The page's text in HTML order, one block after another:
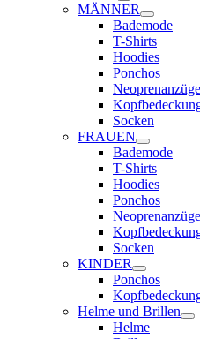
MÄNNER
Bademode
T-Shirts
Hoodies
Ponchos
Neoprenanzüge
Socken
FRAUEN
Bademode
T-Shirts
Hoodies
Ponchos
Neoprenanzüge
Socken
KINDER
Ponchos
Helme und Brillen
Helme